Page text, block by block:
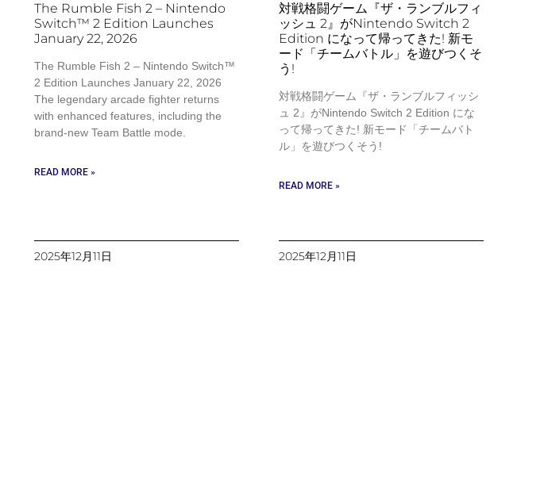
The Rumble Fish 2 – Nintendo
Switch™ 2 Edition Launches
January 22, 2026
The Rumble Fish 2 – Nintendo Switch™
2 Edition Launches January 22, 2026
The legendary arcade fighter returns
with enhanced features, including the
brand-new Team Battle mode.
READ MORE »
2025年12月11日
対戦格闘ゲーム『ザ・ランブルフィ
ッシュ 2』がNintendo Switch 2
Edition になって帰ってきた! 新モ
ード「チームバトル」を遊びつくそ
う!
対戦格闘ゲーム『ザ・ランブルフィッシ
ュ 2』がNintendo Switch 2 Edition にな
って帰ってきた! 新モード「チームバト
ル」を遊びつくそう!
READ MORE »
2025年12月11日